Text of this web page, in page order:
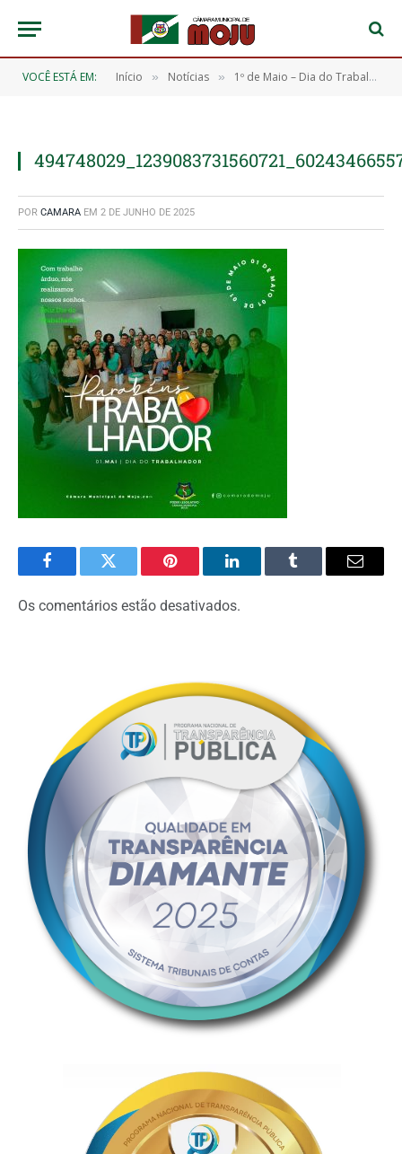
VOCÊ ESTÁ EM: Início » Notícias » 1º de Maio – Dia do Trabalhador
POR CAMARA EM 2 DE JUNHO DE 2025
FacebookTwitter Pinterest O
LinkedIn
Tumblr
E-
Os comentários estão desativados.